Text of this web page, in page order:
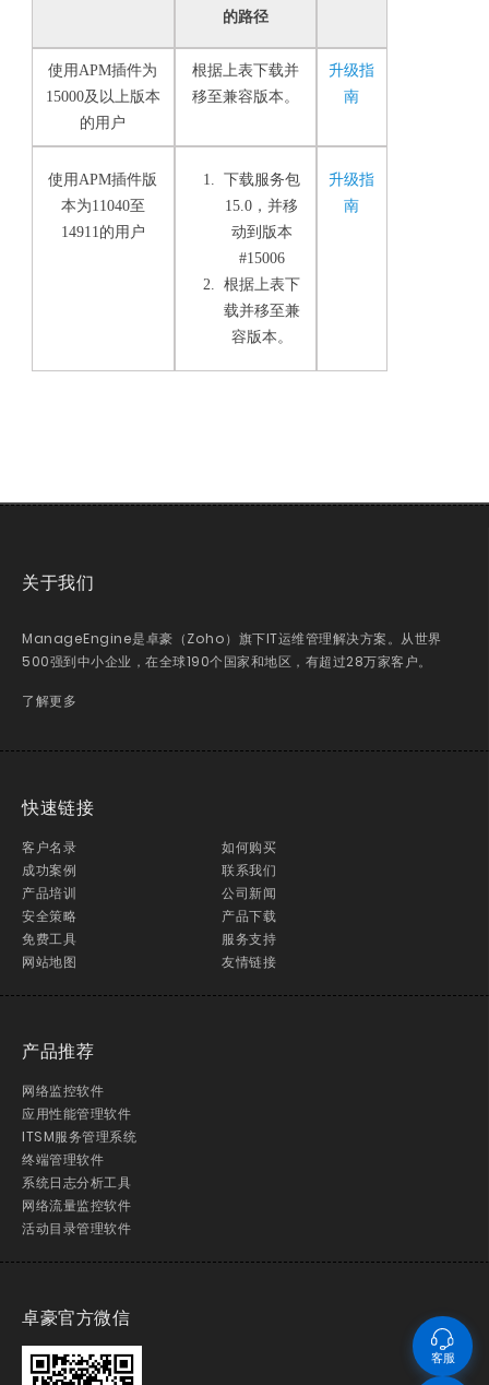
的路径
使用APM插件为
15000及以上版本
的用户
根据上表下载并
移至兼容版本。
升级指
南
使用APM插件版
本为11040至
14911的用户
下载服务包
15.0，并移
动到版本
#15006
根据上表下
载并移至兼
容版本。
升级指
南
关于我们
ManageEngine是卓豪（Zoho）旗下IT运维管理解决方案。从世界
500强到中小企业，在全球190个国家和地区，有超过28万家客户。
了解更多
快速链接
客户名录
成功案例
产品培训
安全策略
免费工具
网站地图
如何购买
联系我们
公司新闻
产品下载
服务支持
友情链接
产品推荐
网络监控软件
应用性能管理软件
ITSM服务管理系统
终端管理软件
系统日志分析工具
网络流量监控软件
活动目录管理软件
卓豪官方微信
客服